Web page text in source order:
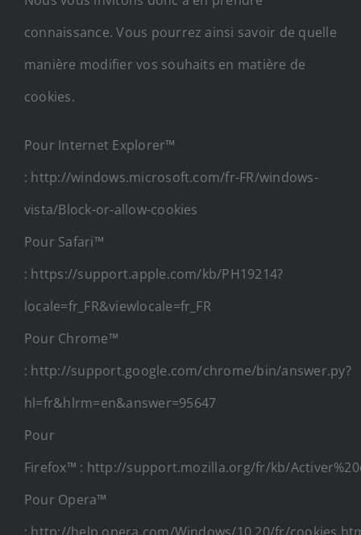
connaissance. Vous pourrez ainsi savoir de quelle
manière modifier vos souhaits en matière de
cookies.
Pour Internet Explorer™
: http://windows.microsoft.com/fr-FR/windows-
vista/Block-or-allow-cookies
Pour Safari™
: https://support.apple.com/kb/PH19214?
locale=fr_FR&viewlocale=fr_FR
Pour Chrome™
: http://support.google.com/chrome/bin/answer.py?
hl=fr&hlrm=en&answer=95647
Pour
Firefox™ : http://support.mozilla.org/fr/kb/
Pour Opera™